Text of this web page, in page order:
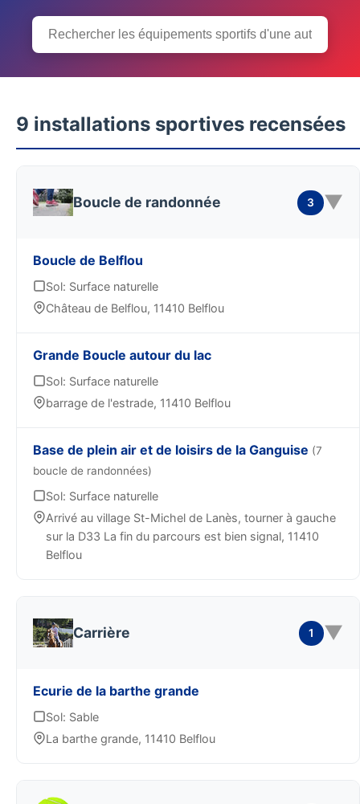
9 installations sportives recensées
Boucle de randonnée 3 ▼
Boucle de Belflou
Sol: Surface naturelle
Château de Belflou, 11410 Belflou
Grande Boucle autour du lac
Sol: Surface naturelle
barrage de l'estrade, 11410 Belflou
Base de plein air et de loisirs de la Ganguise (7
boucle de randonnées)
Sol: Surface naturelle
Arrivé au village St-Michel de Lanès, tourner à gauche
sur la D33 La fin du parcours est bien signal, 11410
Belflou
Carrière 1 ▼
Ecurie de la barthe grande
Sol: Sable
La barthe grande, 11410 Belflou